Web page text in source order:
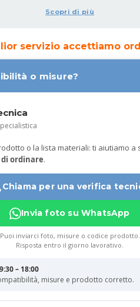
servizio accettiamo
o misure?
o la lista materiali: ti aiutiamo a
ordinare.
Chiama per una verifica
Invia foto su WhatsApp
Puoi inviarci foto, misure o codice prodotto.
Risposta entro il giorno lavorativo.
– 18:00
misure e prodotto corretto.
Scopri di più